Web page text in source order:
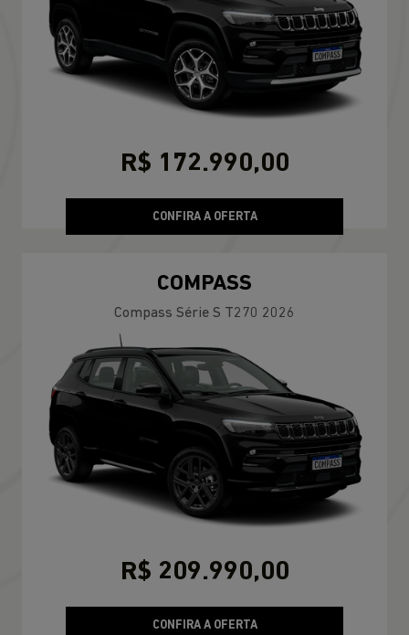
R$ 172.990,00
CONFIRA A OFERTA
COMPASS
Compass Série S T270 2026
R$ 209.990,00
CONFIRA A OFERTA